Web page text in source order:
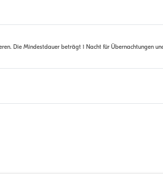
Die Mindestdauer beträgt 1 Nacht für Übernachtungen